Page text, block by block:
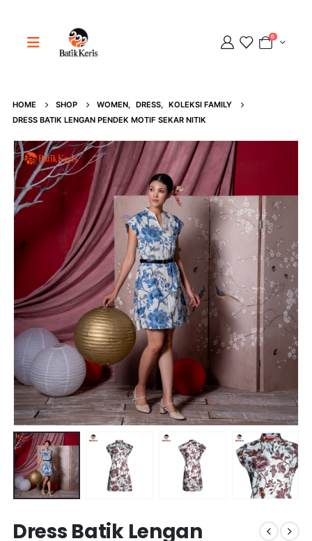
0
HOME SHOP WOMEN, DRESS, KOLEKSI FAMILY
DRESS BATIK LENGAN PENDEK MOTIF SEKAR NITIK
Dress Batik Lengan